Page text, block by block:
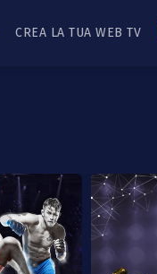
CREA LA TUA WEB TV